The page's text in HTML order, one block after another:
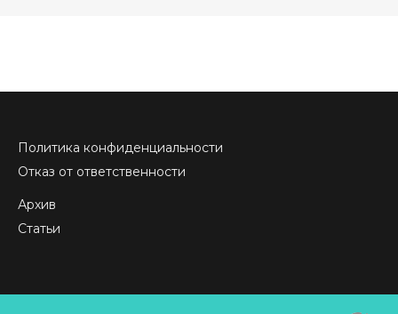
Политика конфиденциальности
Отказ от ответственности
Архив
Статьи